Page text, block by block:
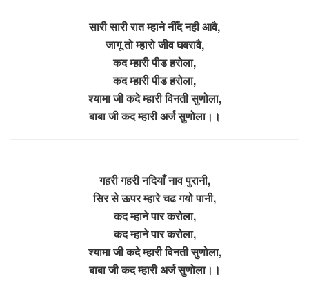
सारी सारी रात म्हाने नीँद नही आवै,
जागू तो म्हारो जीव घबरावै,
कद म्हारी पीड हरोला,
कद म्हारी पीड हरोला,
श्यामा जी कदे म्हारी विनती सुणोला,
बाबा जी कद म्हारी अर्ज सुणोला।।
गहरी गहरी नदियाँ नाव पुरानी,
सिर से ऊपर म्हारे चढ गयो पानी,
कद म्हाने पार करोला,
कद म्हाने पार करोला,
श्यामा जी कदे म्हारी विनती सुणोला,
बाबा जी कद म्हारी अर्ज सुणोला।।